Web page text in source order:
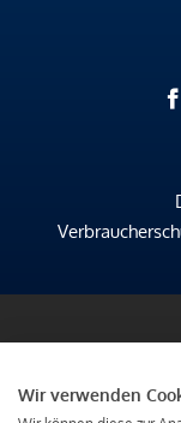
Wir verwenden